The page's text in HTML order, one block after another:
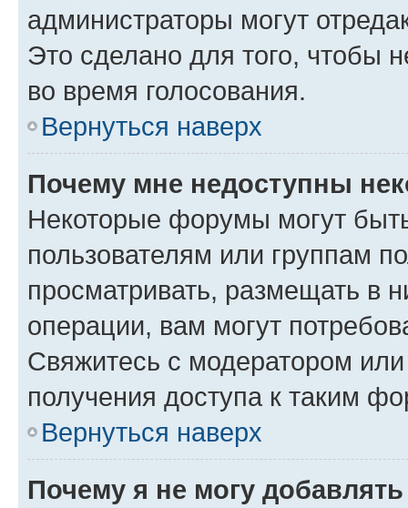
администраторы могут
Это сделано для того, чтобы
во время голосования.
Вернуться наверх
Почему мне недоступны
Некоторые форумы могут
пользователям или группам
просматривать, размещать в
операции, вам могут
Свяжитесь с модератором
получения доступа к таким
Вернуться наверх
Почему я не могу